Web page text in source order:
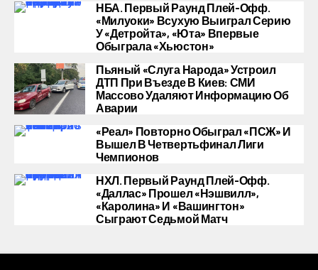
НБА. Первый Раунд Плей-Офф.
«Милуоки» Всухую Выиграл Серию
У «Детройта», «Юта» Впервые
Обыграла «Хьюстон»
Пьяный «слуга Народа» Устроил
ДТП При Въезде В Киев: СМИ
Массово Удаляют Информацию Об
Аварии
«Реал» Повторно Обыграл «ПСЖ» И
Вышел В Четвертьфинал Лиги
Чемпионов
НХЛ. Первый Раунд Плей-Офф.
«Даллас» Прошел «Нэшвилл»,
«Каролина» И «Вашингтон»
Сыграют Седьмой Матч